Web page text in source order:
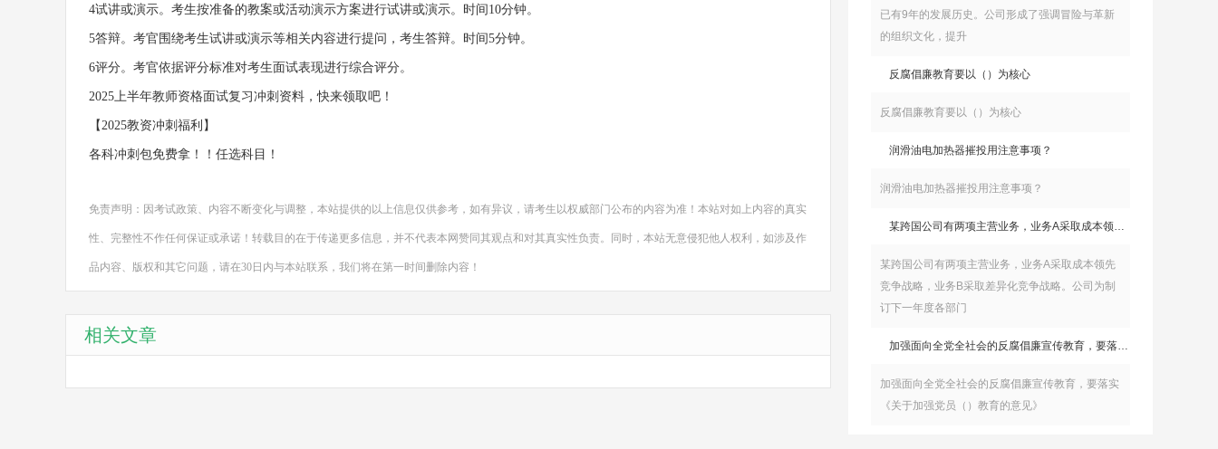
4试讲或演示。考生按准备的教案或活动演示方案进行试讲或演示。时间10分钟。
5答辩。考官围绕考生试讲或演示等相关内容进行提问，考生答辩。时间5分钟。
6评分。考官依据评分标准对考生面试表现进行综合评分。
2025上半年教师资格面试复习冲刺资料，快来领取吧！
【2025教资冲刺福利】
各科冲刺包免费拿！！任选科目！
免责声明：因考试政策、内容不断变化与调整，本站提供的以上信息仅供参考，如有异议，请考生以权威部门公布的内容为准！本站对如上内容的真实
性、完整性不作任何保证或承诺！转载目的在于传递更多信息，并不代表本网赞同其观点和对其真实性负责。同时，本站无意侵犯他人权利，如涉及作
品内容、版权和其它问题，请在30日内与本站联系，我们将在第一时间删除内容！
相关文章
已有9年的发展历史。公司形成了强调冒险与革新
的组织文化，提升
反腐倡廉教育要以（）为核心
反腐倡廉教育要以（）为核心
润滑油电加热器摧投用注意事项？
润滑油电加热器摧投用注意事项？
某跨国公司有两项主营业务，业务A采取成本领先竞争战略，业务B采取差异化竞争战略。公司为制订下一年度各部门
某跨国公司有两项主营业务，业务A采取成本领先
竞争战略，业务B采取差异化竞争战略。公司为制
订下一年度各部门
加强面向全党全社会的反腐倡廉宣传教育，要落实《关于加强党员（）教育的意见》
加强面向全党全社会的反腐倡廉宣传教育，要落实
《关于加强党员（）教育的意见》